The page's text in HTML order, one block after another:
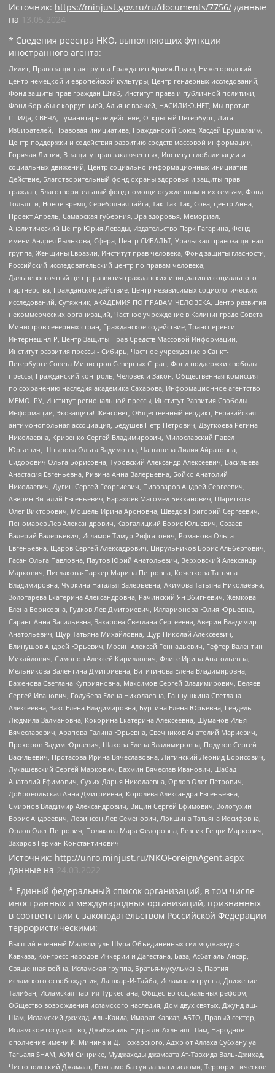
Источник: https://minjust.gov.ru/ru/documents/7756/ данные
на
13.05.2024
* Сведения реестра НКО, выполняющих функции
иностранного агента:
Лилит, Правозащитная группа Гражданин.Армия.Право, Нижегородский
центр немецкой и европейской культуры, Центр гендерных исследований,
Фонд защиты прав граждан Штаб, Институт права и публичной политики,
Фонд борьбы с коррупцией, Альянс врачей, НАСИЛИЮ.НЕТ, Мы против
СПИДа, СВЕЧА, Гуманитарное действие, Открытый Петербург, Лига
Избирателей, Правовая инициатива, Гражданский Союз, Хасдей Ерушалаим,
Центр поддержки и содействия развитию средств массовой информации,
Горячая Линия, В защиту прав заключенных, Институт глобализации и
социальных движений, Центр социально-информационных инициатив
Действие, Благотворительный фонд охраны здоровья и защиты прав
граждан, Благотворительный фонд помощи осужденным и их семьям, Фонд
Тольятти, Новое время, Серебряная тайга, Так-Так-Так, Сова, центр Анна,
Проект Апрель, Самарская губерния, Эра здоровья, Мемориал,
Аналитический Центр Юрия Левады, Издательство Парк Гагарина, Фонд
имени Андрея Рылькова, Сфера, Центр СИБАЛЬТ, Уральская правозащитная
группа, Женщины Евразии, Институт прав человека, Фонд защиты гласности,
Российский исследовательский центр по правам человека,
Дальневосточный центр развития гражданских инициатив и социального
партнерства, Гражданское действие, Центр независимых социологических
исследований, Сутяжник, АКАДЕМИЯ ПО ПРАВАМ ЧЕЛОВЕКА, Центр развития
некоммерческих организаций, Частное учреждение в Калининграде Совета
Министров северных стран, Гражданское содействие, Трансперенси
Интернешнл-Р, Центр Защиты Прав Средств Массовой Информации,
Институт развития прессы - Сибирь, Частное учреждение в Санкт-
Петербурге Совета Министров Северных Стран, Фонд поддержки свободы
прессы, Гражданский контроль, Человек и Закон, Общественная комиссия
по сохранению наследия академика Сахарова, Информационное агентство
МЕМО. РУ, Институт региональной прессы, Институт Развития Свободы
Информации, Экозащита!-Женсовет, Общественный вердикт, Евразийская
антимонопольная ассоциация, Бедушев Петр Петрович, Дзугкоева Регина
Николаевна, Кривенко Сергей Владимирович, Милославский Павел
Юрьевич, Шнырова Ольга Вадимовна, Чанышева Лилия Айратовна,
Сидорович Ольга Борисовна, Туровский Александр Алексеевич, Васильева
Анастасия Евгеньевна, Ривина Анна Валерьевна, Бойко Анатолий
Николаевич, Дугин Сергей Георгиевич, Пивоваров Андрей Сергеевич,
Аверин Виталий Евгеньевич, Барахоев Магомед Бекханович, Шарипков
Олег Викторович, Мошель Ирина Ароновна, Шведов Григорий Сергеевич,
Пономарев Лев Александрович, Каргалицкий Борис Юльевич, Созаев
Валерий Валерьевич, Исламов Тимур Рифгатович, Романова Ольга
Евгеньевна, Щаров Сергей Алексадрович, Цирульников Борис Альбертович,
Гасан Ольга Павловна, Паутов Юрий Анатольевич, Верховский Александр
Маркович, Пислакова-Паркер Марина Петровна, Кочеткова Татьяна
Владимировна, Чуркина Наталья Валерьевна, Акимова Татьяна Николаевна,
Золотарева Екатерина Александровна, Рачинский Ян Збигневич, Жемкова
Елена Борисовна, Гудков Лев Дмитриевич, Илларионова Юлия Юрьевна,
Саранг Анна Васильевна, Захарова Светлана Сергеевна, Аверин Владимир
Анатольевич, Щур Татьяна Михайловна, Щур Николай Алексеевич,
Блинушов Андрей Юрьевич, Мосин Алексей Геннадьевич, Гефтер Валентин
Михайлович, Симонов Алексей Кириллович, Флиге Ирина Анатольевна,
Мельникова Валентина Дмитриевна, Вититинова Елена Владимировна,
Баженова Светлана Куприяновна, Максимов Сергей Владимирович, Беляев
Сергей Иванович, Голубева Елена Николаевна, Ганнушкина Светлана
Алексеевна, Закс Елена Владимировна, Буртина Елена Юрьевна, Гендель
Людмила Залмановна, Кокорина Екатерина Алексеевна, Шуманов Илья
Вячеславович, Арапова Галина Юрьевна, Свечников Анатолий Мариевич,
Прохоров Вадим Юрьевич, Шахова Елена Владимировна, Подузов Сергей
Васильевич, Протасова Ирина Вячеславовна, Литинский Леонид Борисович,
Лукашевский Сергей Маркович, Бахмин Вячеслав Иванович, Шабад
Анатолий Ефимович, Сухих Дарья Николаевна, Орлов Олег Петрович,
Добровольская Анна Дмитриевна, Королева Александра Евгеньевна,
Смирнов Владимир Александрович, Вицин Сергей Ефимович, Золотухин
Борис Андреевич, Левинсон Лев Семенович, Локшина Татьяна Иосифовна,
Орлов Олег Петрович, Полякова Мара Федоровна, Резник Генри Маркович,
Захаров Герман Константинович
Источник: http://unro.minjust.ru/NKOForeignAgent.aspx
данные на 24.03.2022
* Единый федеральный список организаций, в том числе
иностранных и международных организаций, признанных
в соответствии с законодательством Российской Федерации
террористическими:
Высший военный Маджлисуль Шура Объединенных сил моджахедов
Кавказа, Конгресс народов Ичкерии и Дагестана, База, Асбат аль-Ансар,
Священная война, Исламская группа, Братья-мусульмане, Партия
исламского освобождения, Лашкар-И-Тайба, Исламская группа, Движение
Талибан, Исламская партия Туркестана, Общество социальных реформ,
Общество возрождения исламского наследия, Дом двух святых, Джунд аш-
Шам, Исламский джихад, Аль-Каида, Имарат Кавказ, АБТО, Правый сектор,
Исламское государство, Джабха аль-Нусра ли-Ахль аш-Шам, Народное
ополчение имени К. Минина и Д. Пожарского, Аджр от Аллаха Субхану уа
Тагьаля SHAM, АУМ Синрике, Муджахеды джамаата Ат-Тавхида Валь-Джихад,
Чистопольский Джамаат, Рохнамо ба суи давлати исломи, Террористическое